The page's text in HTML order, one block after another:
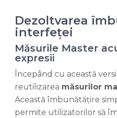
Dezoltvarea
interfeței
Măsurile Master
expresii
Începând cu această
reutilizarea măsurilor
Această îmbunătățire
permite utilizatorilor să